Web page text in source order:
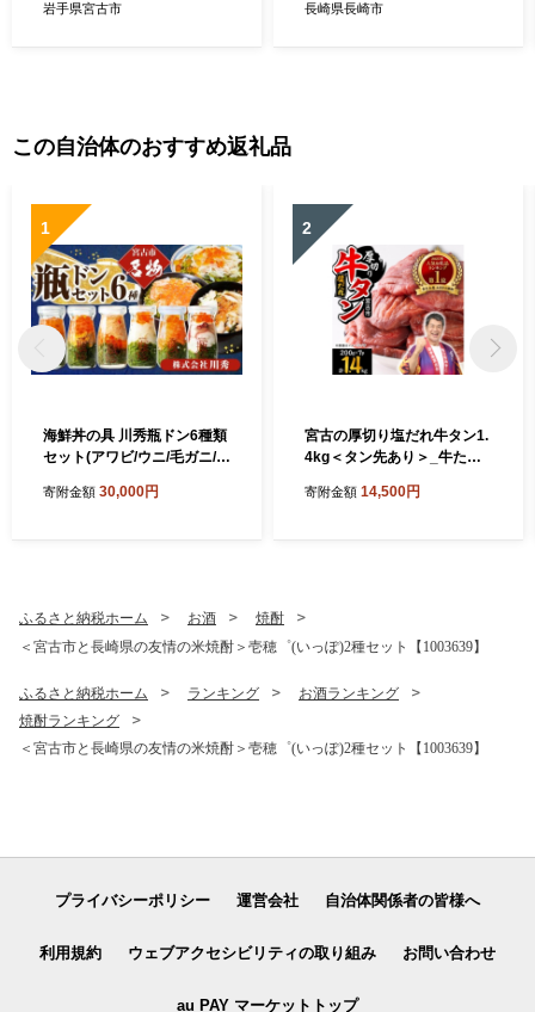
岩手県宮古市 長崎県長崎市
この自治体のおすすめ返礼品
1
海鮮丼の具 川秀瓶ドン6種類
セット(アワビ/ウニ/毛ガニ/イ
カブ入り!_海鮮丼 瓶ドン あ
寄附金額 30,000円
2
宮古の厚切り塩だれ牛タン1.
4kg＜タン先あり＞_牛たん
タン 厚切り牛タン【163656
寄附金額 14,500円
ふるさと納税ホーム お酒
焼酎
＜宮古市と長崎県の友情の米焼酎＞壱穂゜(いっぽ)2種セット【1003639】
ふるさと納税ホーム ランキング
お酒ランキング
焼酎ランキング
＜宮古市と長崎県の友情の米焼酎＞壱穂゜(いっぽ)2種セット【1003639】
プライバシーポリシー 運営会社 自治体関係者の皆様へ
利用規約 ウェブアクセシビリティの取り組み お問い合わせ
au PAY マーケットトップ